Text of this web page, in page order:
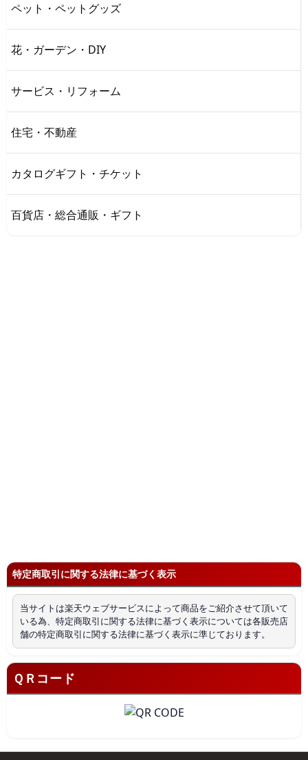
ペット・ペットグッズ
花・ガーデン・DIY
サービス・リフォーム
住宅・不動産
カタログギフト・チケット
百貨店・総合通販・ギフト
特定商取引に関する法律に基づく表示
当サイトは楽天ウェブサービスによって商品をご紹介させて頂いて
いる為、特定商取引に関する法律に基づく表示については各販売店
舗の特定商取引に関する法律に基づく表示に準じております。
ＱＲコード